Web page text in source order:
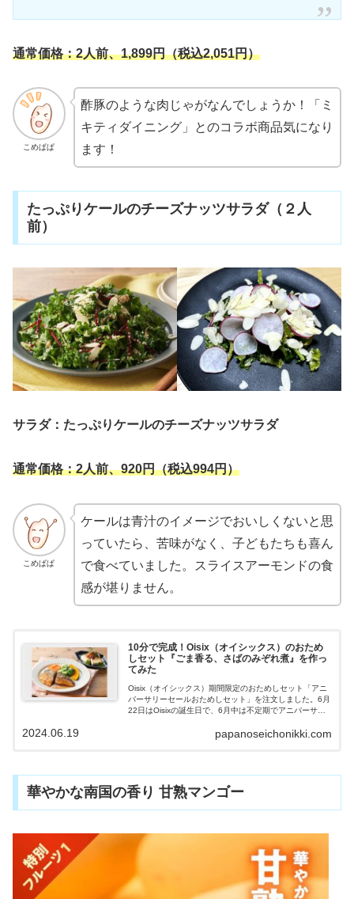
通常価格：2人前、1,899円（税込2,051円）
こめぱぱ
酢豚のような肉じゃがなんでしょうか！「ミ
キティダイニング」とのコラボ商品気になり
ます！
たっぷりケールのチーズナッツサラダ（２人
前）
サラダ：たっぷりケールのチーズナッツサラダ
通常価格：2人前、920円（税込994円）
こめぱぱ
ケールは青汁のイメージでおいしくないと思
っていたら、苦味がなく、子どもたちも喜ん
で食べていました。スライスアーモンドの食
感が堪りません。
10分で完成！Oisix（オイシックス）のおため
しセット『ごま香る、さばのみぞれ煮』を作っ
てみた
Oisix（オイシックス）期間限定のおためしセット「アニ
バーサリーセールおためしセット」を注文しました。6月
22日はOisixの誕生日で、6月中は不定期でアニバーサリ
た「kit Oisix」から、定番人気メニュー『ごま香る、さば
papanoseichonikki.com
2024.06.19
華やかな南国の香り 甘熟マンゴー